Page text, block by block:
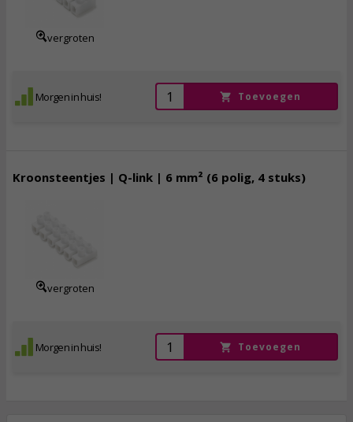
vergroten
Morgen in huis! Toevoegen
Kroonsteentjes | Q-link | 6 mm² (6 polig, 4 stuks)
vergroten
Morgen in huis! Toevoegen